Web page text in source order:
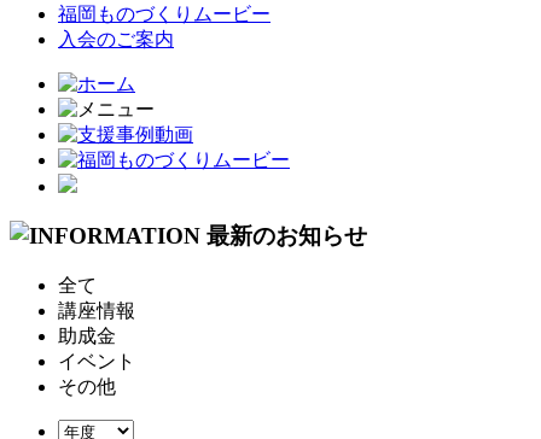
福岡ものづくりムービー
入会のご案内
全て
講座情報
助成金
イベント
その他